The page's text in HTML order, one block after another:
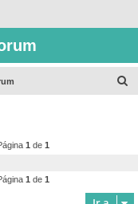
1 de 1
1 de 1